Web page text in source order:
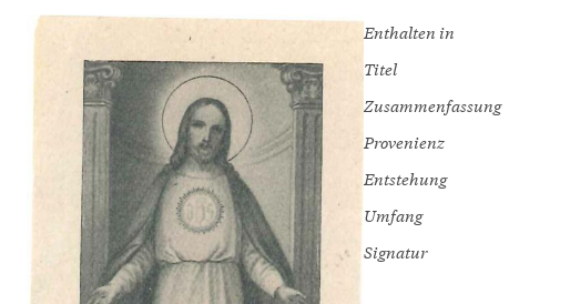
Enthalten in
Titel
Zusammenfassung
Provenienz
Entstehung
Umfang
Signatur